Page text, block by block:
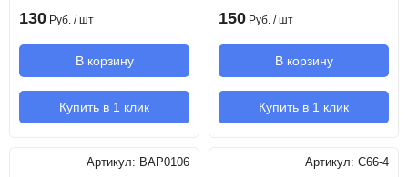
130 Руб. / шт
В корзину
Купить в 1 клик
150 Руб. / шт
В корзину
Купить в 1 клик
Артикул: BAP0106 Артикул: C66-4